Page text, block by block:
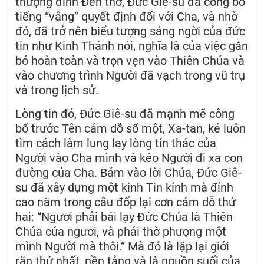
tiếng “vâng” quyết định đối với Cha, và nhờ
đó, đã trở nên biểu tượng sáng ngời của đức
tin như Kinh Thánh nói, nghĩa là của việc gắn
bó hoàn toàn và trọn vẹn vào Thiên Chúa và
vào chương trình Người đã vạch trong vũ trụ
và trong lịch sử.
Lòng tin đó, Đức Giê-su đã mạnh mẽ công
bố trước Tên cám dỗ số một, Xa-tan, kẻ luôn
tìm cách làm lung lay lòng tín thác của
Người vào Cha mình và kéo Người đi xa con
đường của Cha. Bám vào lời Chúa, Đức Giê-
su đã xây dựng một kinh Tin kính mà đỉnh
cao nằm trong câu đốp lại cơn cám dỗ thứ
hai: “Ngươi phải bái lạy Đức Chúa là Thiên
Chúa của ngươi, và phải thờ phượng một
mình Người mà thôi.” Mà đó là lặp lại giới